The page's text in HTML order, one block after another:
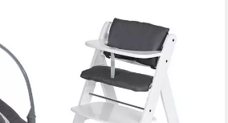
- Newborn Set Deluxe (Set, 4 St),
inkl. Aufsatz für Neugeborene &